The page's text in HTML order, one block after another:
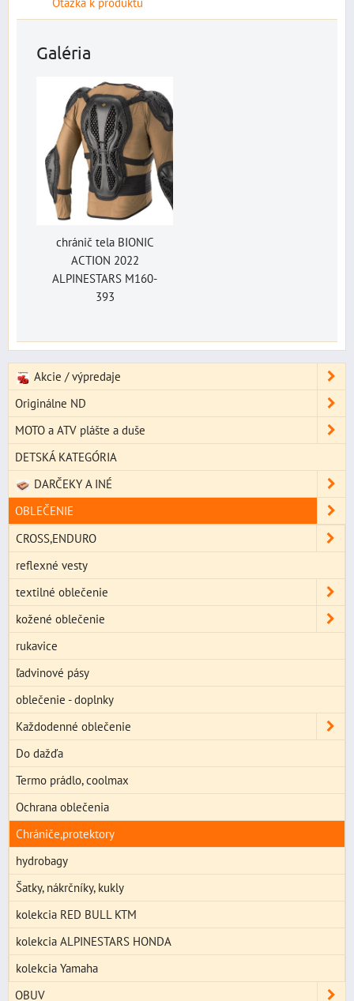
Galéria
chránič tela BIONIC
ACTION 2022
ALPINESTARS M160-
393
Akcie / výpredaje
Originálne ND
MOTO a ATV plášte a duše
DETSKÁ KATEGÓRIA
DARČEKY A INÉ
OBLEČENIE
CROSS,ENDURO
reflexné vesty
textilné oblečenie
kožené oblečenie
rukavice
ľadvinové pásy
oblečenie - doplnky
Každodenné oblečenie
Do dažďa
Termo prádlo, coolmax
Ochrana oblečenia
Chrániče,protektory
hydrobagy
Šatky, nákrčníky, kukly
kolekcia RED BULL KTM
kolekcia ALPINESTARS HONDA
kolekcia Yamaha
OBUV